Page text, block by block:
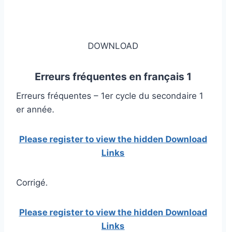
DOWNLOAD
Erreurs fréquentes en français 1
Erreurs fréquentes – 1er cycle du secondaire 1
er année.
Please register to view the hidden Download
Links
Corrigé.
Please register to view the hidden Download
Links